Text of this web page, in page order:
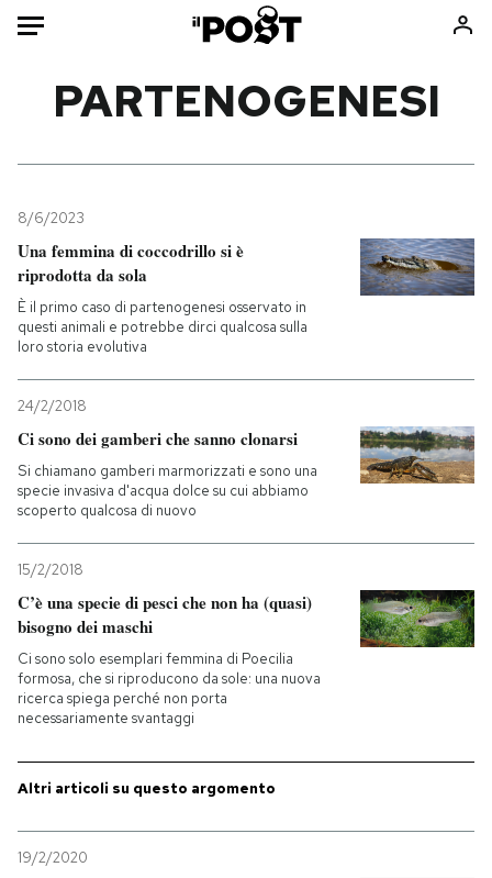
Mondo
Politica
Tecnologia
Internet
Scienza
Economia
Sport
Consumismi
Ok Boomer!
Mondiali calcio 2026
NEWSLETTER
I MIEI PREFERITI
PARTENOGENESI
8/6/2023
Una femmina di coccodrillo si è
riprodotta da sola
È il primo caso di partenogenesi osservato in
questi animali e potrebbe dirci qualcosa sulla
loro storia evolutiva
24/2/2018
Ci sono dei gamberi che sanno clonarsi
Si chiamano gamberi marmorizzati e sono una
specie invasiva d'acqua dolce su cui abbiamo
scoperto qualcosa di nuovo
15/2/2018
C’è una specie di pesci che non ha (quasi)
bisogno dei maschi
Ci sono solo esemplari femmina di Poecilia
formosa, che si riproducono da sole: una nuova
ricerca spiega perché non porta
necessariamente svantaggi
Altri articoli su questo argomento
19/2/2020